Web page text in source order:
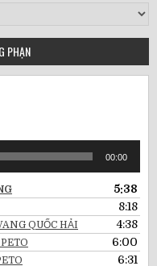
PHẠN
00:00
5:38
8:18
QUỐC HẢI
4:38
6:00
6:31